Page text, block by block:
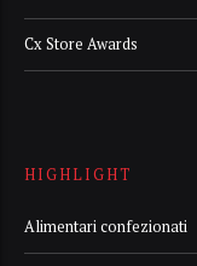
Cx Store Awards
HIGHLIGHT
Alimentari confezionati